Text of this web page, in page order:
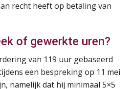
recht heeft op betaling van
of gewerkte uren?
van 119 uur gebaseerd
een bespreking op 11 mei
namelijk dat hij minimaal 5×5